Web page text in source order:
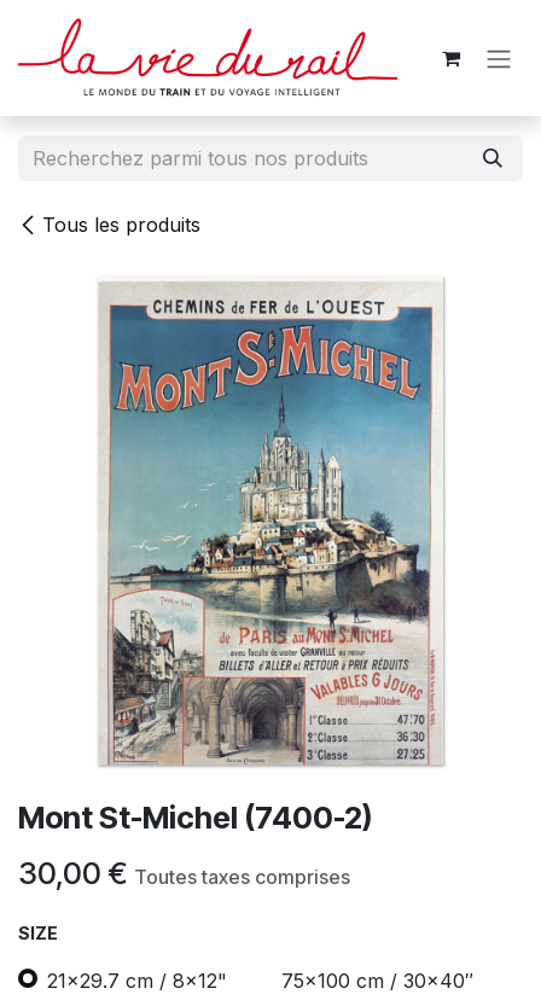
Se rendre au contenu
Tous les produits
Mont St-Michel (7400-2)
30,00 € Toutes taxes comprises
SIZE
21x29.7 cm / 8x12" 75x100 cm / 30x40″